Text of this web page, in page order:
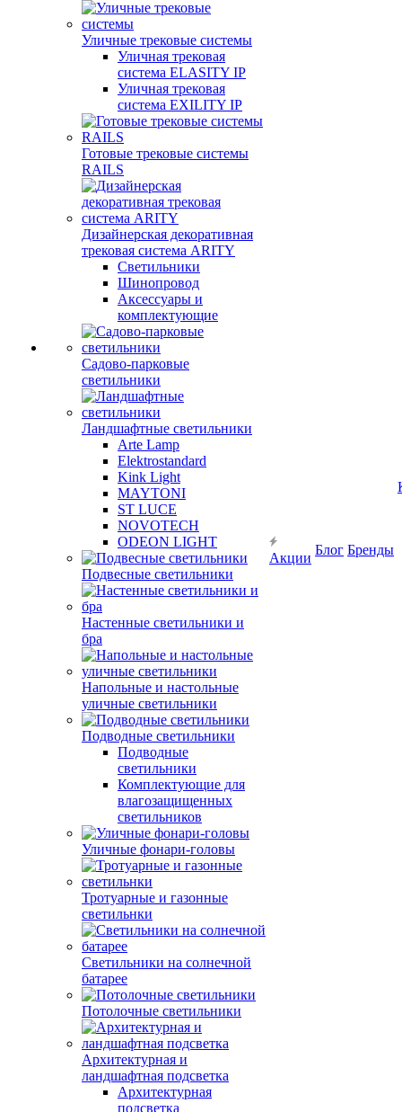
Уличные трековые системы
Уличная трековая
система ELASITY IP
Уличная трековая
система EXILITY IP
Готовые трековые системы
RAILS
Дизайнерская декоративная
трековая система ARITY
Светильники
Шинопровод
Аксессуары и
комплектующие
Садово-парковые
светильники
Ландшафтные светильники
Arte Lamp
Elektrostandard
Kink Light
MAYTONI
ST LUCE
NOVOTECH
ODEON LIGHT
Подвесные светильники
Настенные светильники и
бра
Напольные и настольные
уличные светильники
Подводные светильники
Подводные
светильники
Комплектующие для
влагозащищенных
светильников
Уличные фонари-головы
Тротуарные и газонные
светильнки
Светильники на солнечной
батарее
Потолочные светильники
Архитектурная и
ландшафтная подсветка
Архитектурная
подсветка
Акции
Блог Бренды